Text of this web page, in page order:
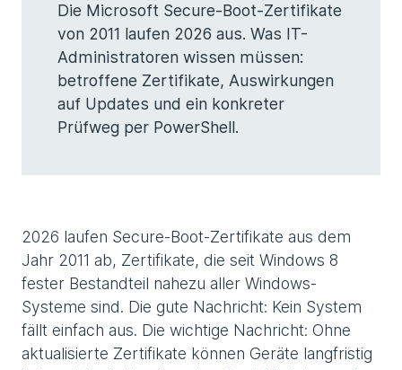
Die Microsoft Secure-Boot-Zertifikate
von 2011 laufen 2026 aus. Was IT-
Administratoren wissen müssen:
betroffene Zertifikate, Auswirkungen
auf Updates und ein konkreter
Prüfweg per PowerShell.
2026 laufen Secure-Boot-Zertifikate aus dem
Jahr 2011 ab, Zertifikate, die seit Windows 8
fester Bestandteil nahezu aller Windows-
Systeme sind. Die gute Nachricht: Kein System
fällt einfach aus. Die wichtige Nachricht: Ohne
aktualisierte Zertifikate können Geräte langfristig